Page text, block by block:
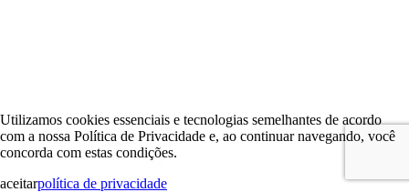
Utilizamos cookies essenciais e tecnologias semelhantes de acordo
com a nossa Política de Privacidade e, ao continuar navegando, você
concorda com estas condições.
aceitarpolítica de privacidade